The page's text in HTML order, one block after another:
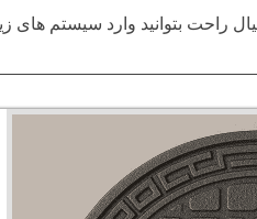
راحت بتوانید وارد سیستم های